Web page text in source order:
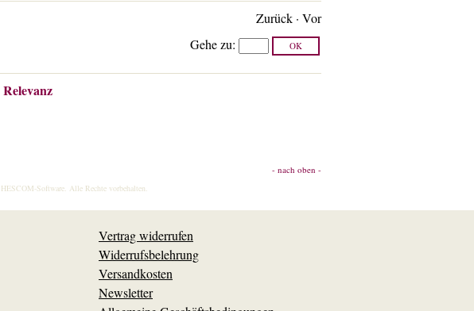
Zurück · Vor
Gehe zu:
Relevanz
- nach oben -
HESCOM-Software. Alle Rechte vorbehalten.
Vertrag widerrufen
Widerrufsbelehrung
Versandkosten
Newsletter